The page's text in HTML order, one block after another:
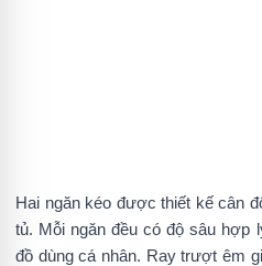
Hai ngăn kéo được thiết kế cân
tủ. Mỗi ngăn đều có độ sâu hợp
đồ dùng cá nhân. Ray trượt êm